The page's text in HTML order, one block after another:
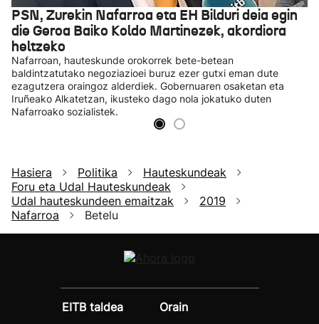
PSN, Zurekin Nafarroa eta EH Bilduri deia egin
die Geroa Baiko Koldo Martinezek, akordiora
heltzeko
Nafarroan, hauteskunde orokorrek bete-betean
baldintzatutako negoziazioei buruz ezer gutxi eman dute
ezagutzera oraingoz alderdiek. Gobernuaren osaketan eta
Iruñeako Alkatetzan, ikusteko dago nola jokatuko duten
Nafarroako sozialistek.
Hasiera Politika
Hauteskundeak
Foru eta Udal Hauteskundeak
Udal hauteskundeen emaitzak
2019
Nafarroa
Betelu
EITB taldea
Orain